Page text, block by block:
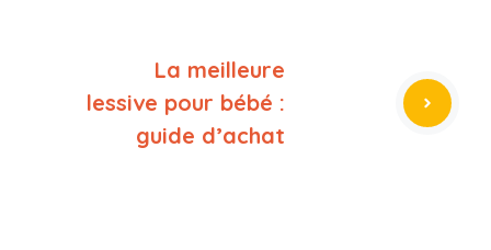
La meilleure
lessive pour bébé :
guide d’achat